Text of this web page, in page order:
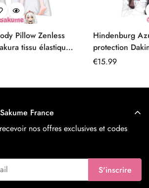
Pillow Zenless
tissu élastique
Hindenburg
protection
Prix
€15.99
France
nos offres exclusives et codes
S'inscrire